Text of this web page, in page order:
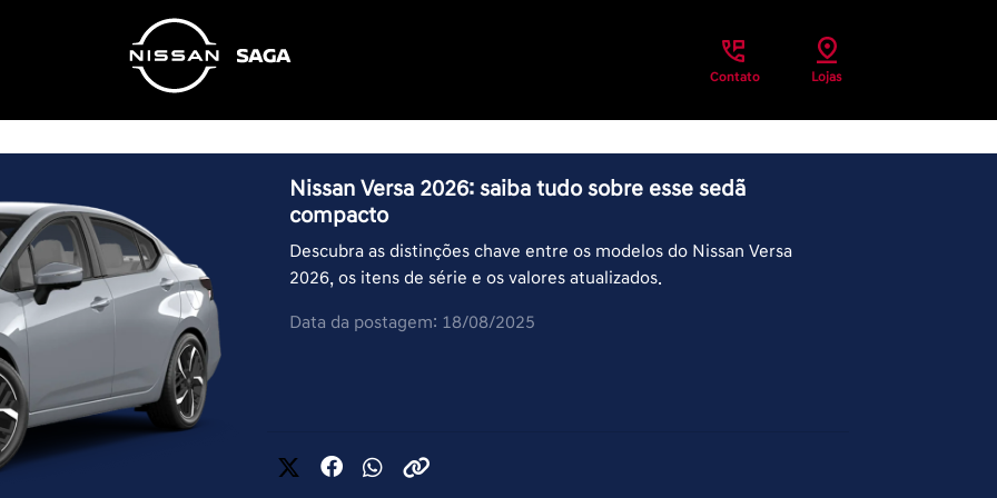
Contato Lojas
Nissan Versa 2026: saiba tudo sobre esse sedã
compacto
Descubra as distinções chave entre os modelos do Nissan Versa
2026, os itens de série e os valores atualizados.
Data da postagem: 18/08/2025